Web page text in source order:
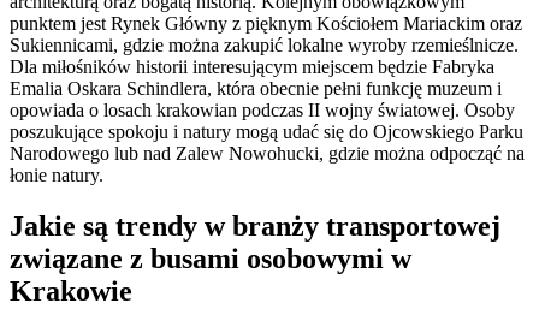
punktem jest Rynek Główny z pięknym Kościołem Mariackim oraz
Sukiennicami, gdzie można zakupić lokalne wyroby rzemieślnicze.
Dla miłośników historii interesującym miejscem będzie Fabryka
Emalia Oskara Schindlera, która obecnie pełni funkcję muzeum i
opowiada o losach krakowian podczas II wojny światowej. Osoby
poszukujące spokoju i natury mogą udać się do Ojcowskiego Parku
Narodowego lub nad Zalew Nowohucki, gdzie można odpocząć na
łonie natury.
Jakie są trendy w branży transportowej
związane z busami osobowymi w
Krakowie